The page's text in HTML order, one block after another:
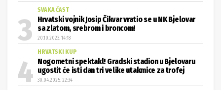
SVAKA ČAST
Hrvatski vojnik Josip Čikvar vratio se u NK Bjelovar
sa zlatom, srebrom i broncom!
20.10.2023. 14:18
HRVATSKI KUP
Nogometni spektakl! Gradski stadion u Bjelovaru
ugostit će isti dan tri velike utakmice za trofej
30.04.2025. 22:34